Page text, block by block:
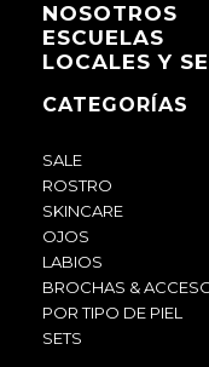
NOSOTROS
ESCUELAS
LOCALES Y
CATEGORÍAS
SALE
ROSTRO
SKINCARE
OJOS
LABIOS
BROCHAS &
POR TIPO DE PIEL
SETS